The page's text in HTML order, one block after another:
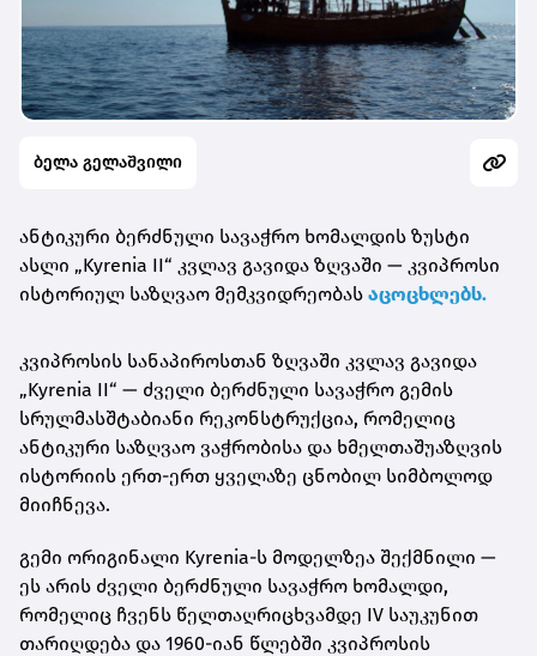
ბელა გელაშვილი
ანტიკური ბერძნული სავაჭრო ხომალდის ზუსტი
ასლი „Kyrenia II“ კვლავ გავიდა ზღვაში — კვიპროსი
ისტორიულ საზღვაო მემკვიდრეობას აცოცხლებს.
კვიპროსის სანაპიროსთან ზღვაში კვლავ გავიდა
„Kyrenia II“ — ძველი ბერძნული სავაჭრო გემის
სრულმასშტაბიანი რეკონსტრუქცია, რომელიც
ანტიკური საზღვაო ვაჭრობისა და ხმელთაშუაზღვის
ისტორიის ერთ-ერთ ყველაზე ცნობილ სიმბოლოდ
მიიჩნევა.
გემი ორიგინალი Kyrenia-ს მოდელზეა შექმნილი —
ეს არის ძველი ბერძნული სავაჭრო ხომალდი,
რომელიც ჩვენს წელთაღრიცხვამდე IV საუკუნით
თარიღდება და 1960-იან წლებში კვიპროსის